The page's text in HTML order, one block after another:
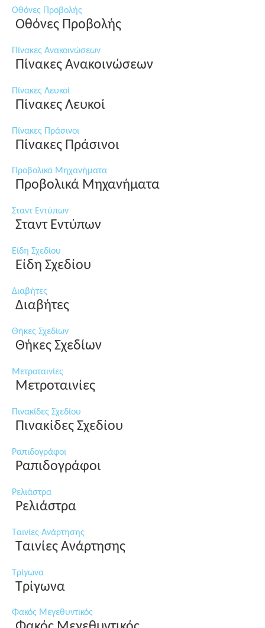
Οθόνες Προβολής
Οθόνες Προβολής
Πίνακες Ανακοινώσεων
Πίνακες Ανακοινώσεων
Πίνακες Λευκοί
Πίνακες Λευκοί
Πίνακες Πράσινοι
Πίνακες Πράσινοι
Προβολικά Μηχανήματα
Προβολικά Μηχανήματα
Σταντ Εντύπων
Σταντ Εντύπων
Είδη Σχεδίου
Είδη Σχεδίου
Διαβήτες
Διαβήτες
Θήκες Σχεδίων
Θήκες Σχεδίων
Μετροταινίες
Μετροταινίες
Πινακίδες Σχεδίου
Πινακίδες Σχεδίου
Ραπιδογράφοι
Ραπιδογράφοι
Ρελιάστρα
Ρελιάστρα
Ταινίες Ανάρτησης
Ταινίες Ανάρτησης
Τρίγωνα
Τρίγωνα
Φακός Μεγεθυντικός